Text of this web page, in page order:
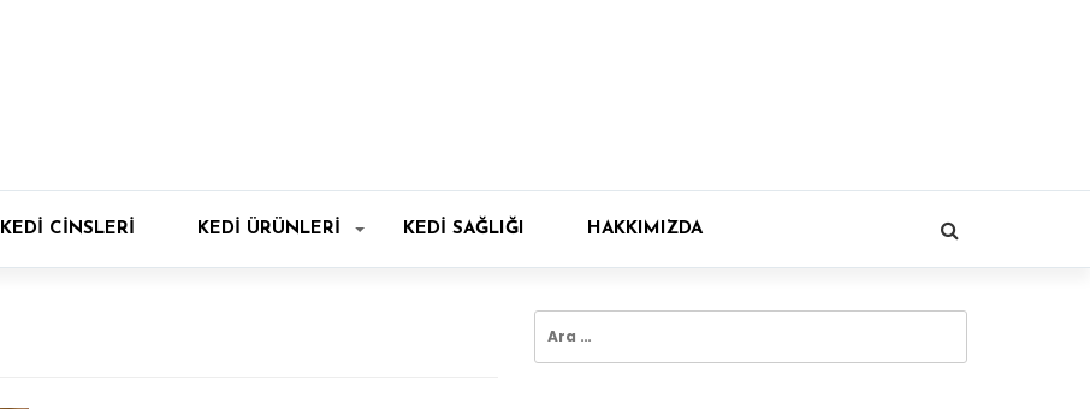
KEDI CINSLERI KEDI ÜRÜNLERI KEDI SAĞLIĞI HAKKIMIZDA
Arama: